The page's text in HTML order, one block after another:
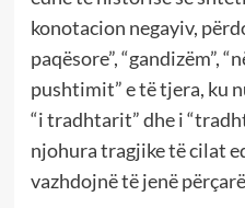
konotacion negayiv,
paqësore”, “gandizëm”,
pushtimit” e të tjera, ku
“i tradhtarit” dhe i
njohura tragjike të cilat
vazhdojnë të jenë